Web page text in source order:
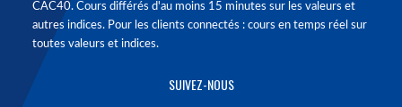
CAC40. Cours différés d'au moins 15 minutes sur les valeurs et
autres indices. Pour les clients connectés : cours en temps réel sur
toutes valeurs et indices.
SUIVEZ-NOUS